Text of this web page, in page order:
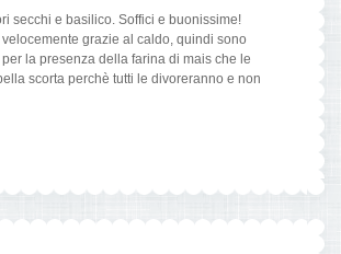
secchi e basilico. Soffici e buonissime!
grazie al caldo, quindi sono
la presenza della farina di mais che le
scorta perchè tutti le divoreranno e non